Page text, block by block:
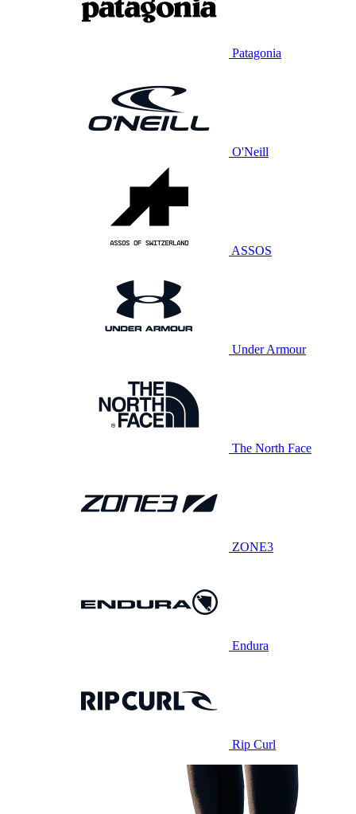
Patagonia
O'Neill
ASSOS
Under Armour
The North Face
ZONE3
Endura
Rip Curl